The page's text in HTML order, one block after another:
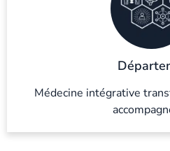
Médecine intégrative